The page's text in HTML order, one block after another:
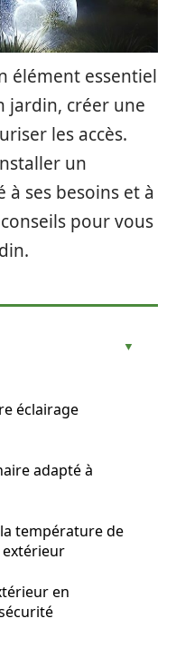
élément essentiel
jardin, créer une
les accès.
un
ses besoins et à
pour vous
éclairage
adapté à
température de
en